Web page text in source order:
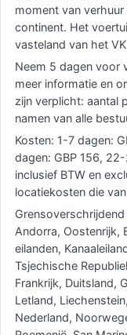
moment van
continent. Het
vasteland van het
Neem 5 dagen voor
meer informatie en
zijn verplicht: aantal
namen van alle
Kosten: 1-7 dagen:
dagen: GBP 156,
inclusief BTW en
locatiekosten die
Andorra, Oostenrijk,
eilanden,
Tsjechische
Frankrijk, Duitsland,
Letland,
Nederland,